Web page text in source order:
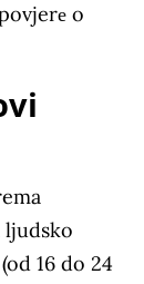
o
ljudsko
16 do 24